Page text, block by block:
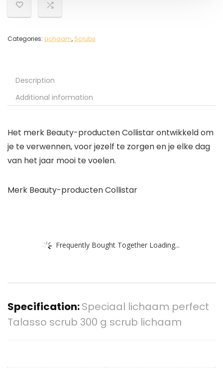
Categories: Lichaam, Scrubs
Description
Additional information
Het merk Beauty-producten Collistar ontwikkeld om
je te verwennen, voor jezelf te zorgen en je elke dag
van het jaar mooi te voelen.
Merk Beauty-producten Collistar
Frequently Bought Together Loading...
Specification:Speciaal lichaam perfect
Talasso scrub 300 g scrub lichaam